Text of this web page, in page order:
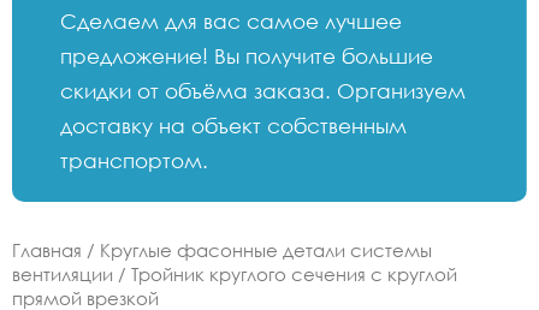
Сделаем для вас самое лучшее
предложение! Вы получите большие
скидки от объёма заказа. Организуем
доставку на объект собственным
транспортом.
Главная / Круглые фасонные детали системы
вентиляции / Тройник круглого сечения с круглой
прямой врезкой